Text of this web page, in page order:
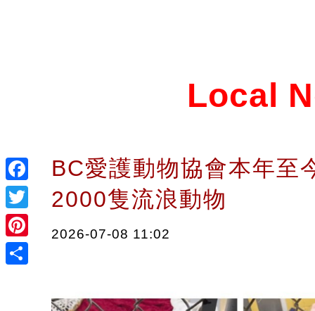
Facebook
Twitter
Pinterest
Local
BC愛護動物協會本年至
2000隻流浪動物
2026-07-08 11:02